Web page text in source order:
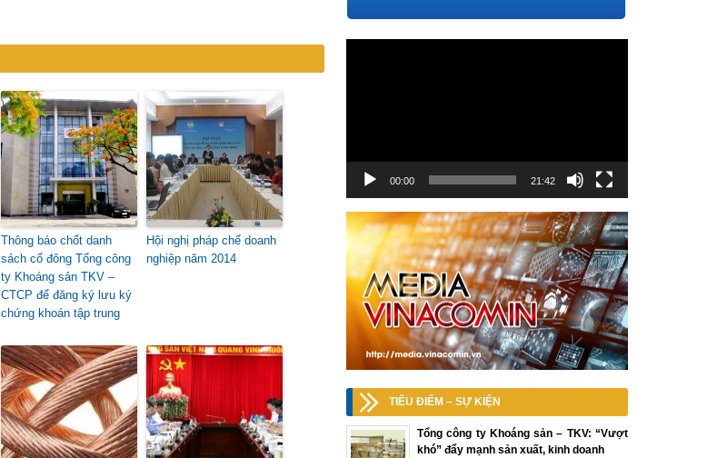
Thông báo chốt danh
sách cổ đông Tổng công
ty Khoáng sản TKV –
CTCP để đăng ký lưu ký
chứng khoán tập trung
Hội nghị pháp chế doanh
nghiệp năm 2014
00:00 21:42
TIÊU ĐIỂM – SỰ KIỆN
Tổng công ty Khoáng sản – TKV: “Vượt
khó” đẩy mạnh sản xuất, kinh doanh